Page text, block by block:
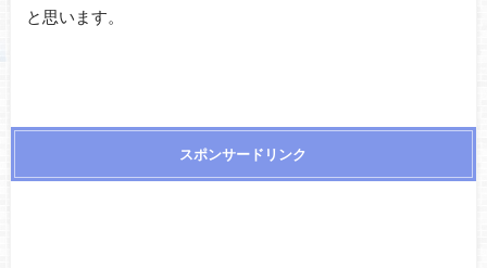
と思います。
スポンサードリンク